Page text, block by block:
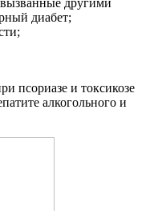
диабет;
псориазе и токсикозе
алкогольного и